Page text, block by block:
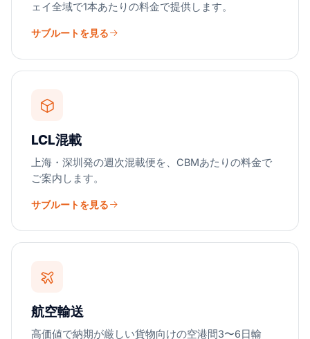
ェイ全域で1本あたりの料金で提供します。
サブルートを見る
LCL混載
上海・深圳発の週次混載便を、CBMあたりの料金で
ご案内します。
サブルートを見る
航空輸送
高価値で納期が厳しい貨物向けの空港間3〜6日輸